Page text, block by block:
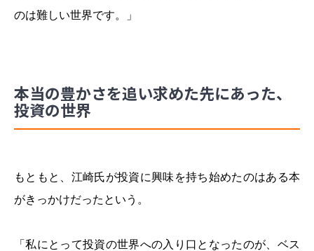
のは難しい世界です。」
本当の豊かさを追い求めた先にあった、
投資の世界
もともと、江崎氏が投資に興味を持ち始めたのはある本
がきっかけだったという。
「私にとって投資の世界への入り口となったのが、ベス